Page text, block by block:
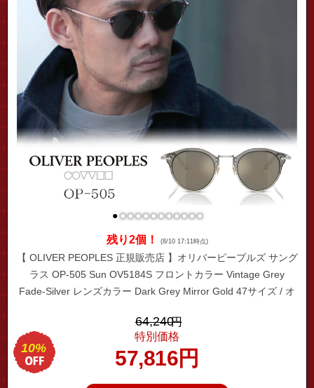
●●●●●●●●●●●●
残り2個！ (8/10 17:11時点)
【 OLIVER PEOPLES 正規販売店 】オリバーピープルズ サング
ラス OP-505 Sun OV5184S フロントカラー Vintage Grey
Fade-Silver レンズカラー Dark Grey Mirror Gold 47サイズ / オ
64,240円
特別価格
57,816円
10%